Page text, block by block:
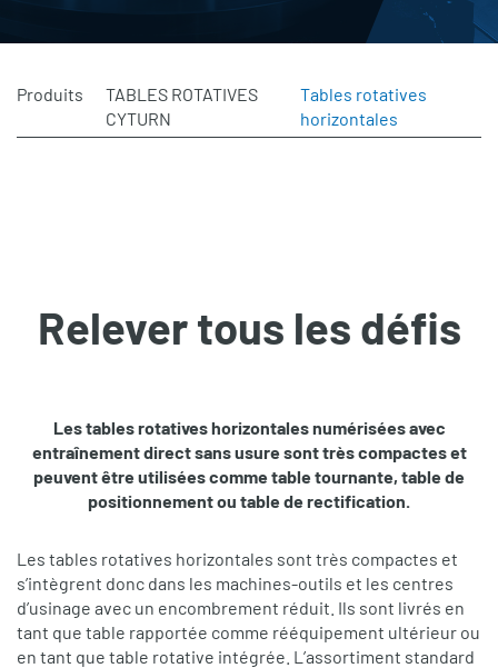
Produits
TABLES ROTATIVES
CYTURN
Tables rotatives
horizontales
Relever tous les défis
Les tables rotatives horizontales numérisées avec
entraînement direct sans usure sont très compactes et
peuvent être utilisées comme table tournante, table de
positionnement ou table de rectification.
Les tables rotatives horizontales sont très compactes et
s’intègrent donc dans les machines-outils et les centres
d’usinage avec un encombrement réduit. Ils sont livrés en
tant que table rapportée comme rééquipement ultérieur ou
en tant que table rotative intégrée. L’assortiment standard